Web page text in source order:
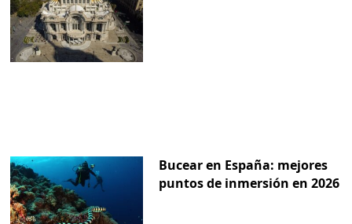
Bucear en España: mejores
puntos de inmersión en 2026